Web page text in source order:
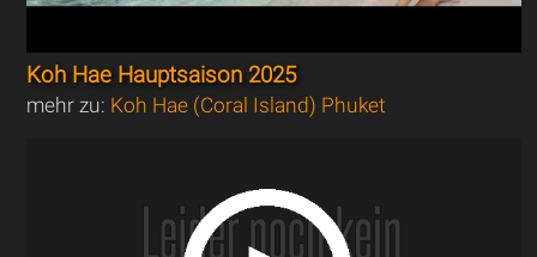
Koh Hae Hauptsaison 2025
mehr zu: Koh Hae (Coral Island) Phuket